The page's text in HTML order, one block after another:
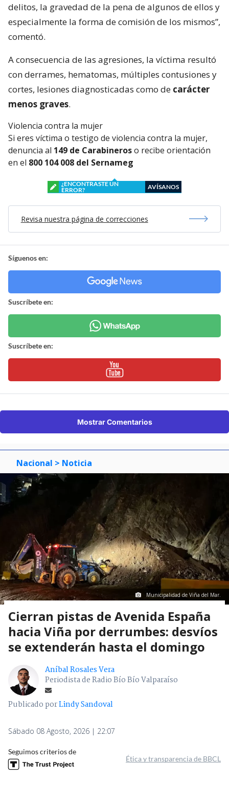
delitos, la gravedad de la pena de algunos de ellos y
especialmente la forma de comisión de los mismos”,
comentó.
A consecuencia de las agresiones, la víctima resultó
con derrames, hematomas, múltiples contusiones y
cortes, lesiones diagnosticadas como de carácter
menos graves.
Violencia contra la mujer
Si eres víctima o testigo de violencia contra la mujer,
denuncia al 149 de Carabineroso recibe orientación
en el 800 104 008 del Sernameg
¿ENCONTRASTE UN
ERROR?
AVÍSANOS
Revisa nuestra página de correcciones
Síguenos en:
Suscríbete en:
Suscríbete en:
Mostrar Comentarios
Nacional > Noticia
Municipalidad de Viña del Mar.
Cierran pistas de Avenida España
hacia Viña por derrumbes: desvíos
se extenderán hasta el domingo
Aníbal Rosales Vera
Periodista de Radio Bío Bío Valparaíso
Publicado porLindy Sandoval
Sábado 08 Agosto, 2026 | 22:07
Seguimos criterios de
Ética y transparencia de BBCL